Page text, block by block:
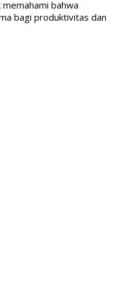
bahwa
bagi produktivitas dan